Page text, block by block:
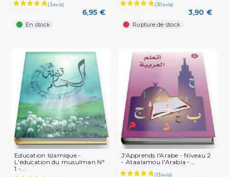
6,95 €
En stock
3,90 €
Rupture de stock
Education Islamique -
L'éducation du musulman N°
1 -...
J'Apprends l'Arabe - Niveau 2
- Ataalamou l'Arabia -...